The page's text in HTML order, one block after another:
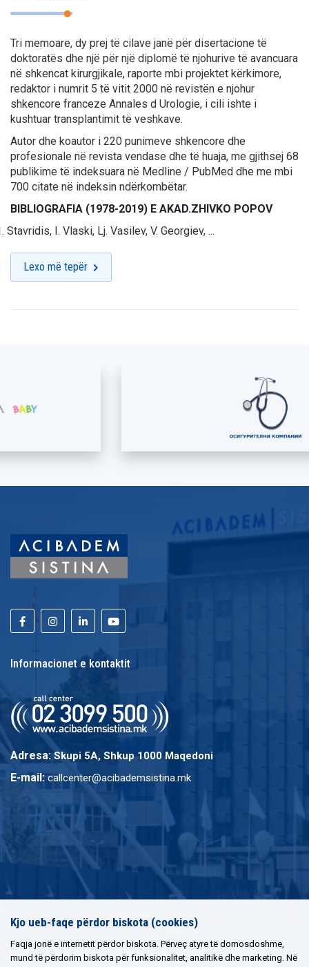
Tri memoare, dy prej të cilave janë për disertacione të
doktoratës dhe një për një diplomë të njohurive të avancuara
në shkencat kirurgjikale, raporte mbi projektet kërkimore,
redaktor i numrit 5 të vitit 2000 në revistën e njohur
shkencore franceze Annales d Urologie, i cili ishte i
kushtuar transplantimit të veshkave.
Autor dhe koautor i 220 punimeve shkencore dhe
profesionale në revista vendase dhe të huaja, me gjithsej 68
publikime të indeksuara në Medline / PubMed dhe me mbi
700 citate në indeksin ndërkombëtar.
BIBLIOGRAFIA (1978-2019) E AKAD.ZHIVKO POPOV
Stavridis, I. Vlaski, Lj. Vasilev, V. Georgiev, ...
Lexo më tepër
Informacionet e kontaktit
Adresa: Skupi 5A, Shkup 1000 Maqedoni
E-mail: callcenter@acibademsistina.mk
Kjo ueb-faqe përdor biskota (cookies)
Faqja jonë e internetit përdor biskota. Përveç atyre të domosdoshme,
mund të përdorim biskota për funksionalitet, analitikë dhe marketing. Në